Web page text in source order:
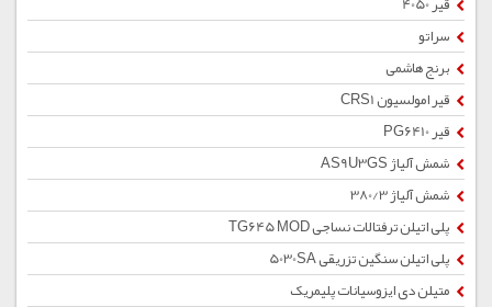
سراتو
برنج هاشمی
قیر امولسیون CRS1
قیر PG6410
شمش آلیاژ AS9U3GS
شمش آلیاژ 380/3
پلی اتیلن ترفتالات نساجی TG645 MOD
پلی اتیلن سنگین تزریقی 5030SA
متیلن دی ایزوسیانات پلیمریک